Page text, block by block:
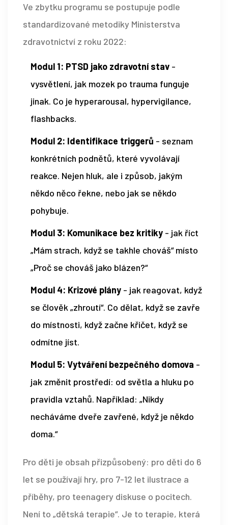
Ve zbytku programu se postupuje podle
standardizované metodiky Ministerstva
zdravotnictví z roku 2022:
Modul 1: PTSD jako zdravotní stav -
vysvětlení, jak mozek po trauma funguje
jinak. Co je hyperarousal, hypervigilance,
flashbacks.
Modul 2: Identifikace triggerů - seznam
konkrétních podnětů, které vyvolávají
reakce. Nejen hluk, ale i způsob, jakým
někdo něco řekne, nebo jak se někdo
pohybuje.
Modul 3: Komunikace bez kritiky - jak říct
„Mám strach, když se takhle chováš“ místo
„Proč se chováš jako blázen?“
Modul 4: Krizové plány - jak reagovat, když
se člověk „zhroutí“. Co dělat, když se zavře
do místnosti, když začne křičet, když se
odmítne jíst.
Modul 5: Vytváření bezpečného domova -
jak změnit prostředí: od světla a hluku po
pravidla vztahů. Například: „Nikdy
necháváme dveře zavřené, když je někdo
doma.“
Pro děti je obsah přizpůsobený: pro děti do 6
let se používají hry, pro 7-12 let ilustrace a
příběhy, pro teenagery diskuse o pocitech.
Není to „dětská terapie“. Je to terapie, která